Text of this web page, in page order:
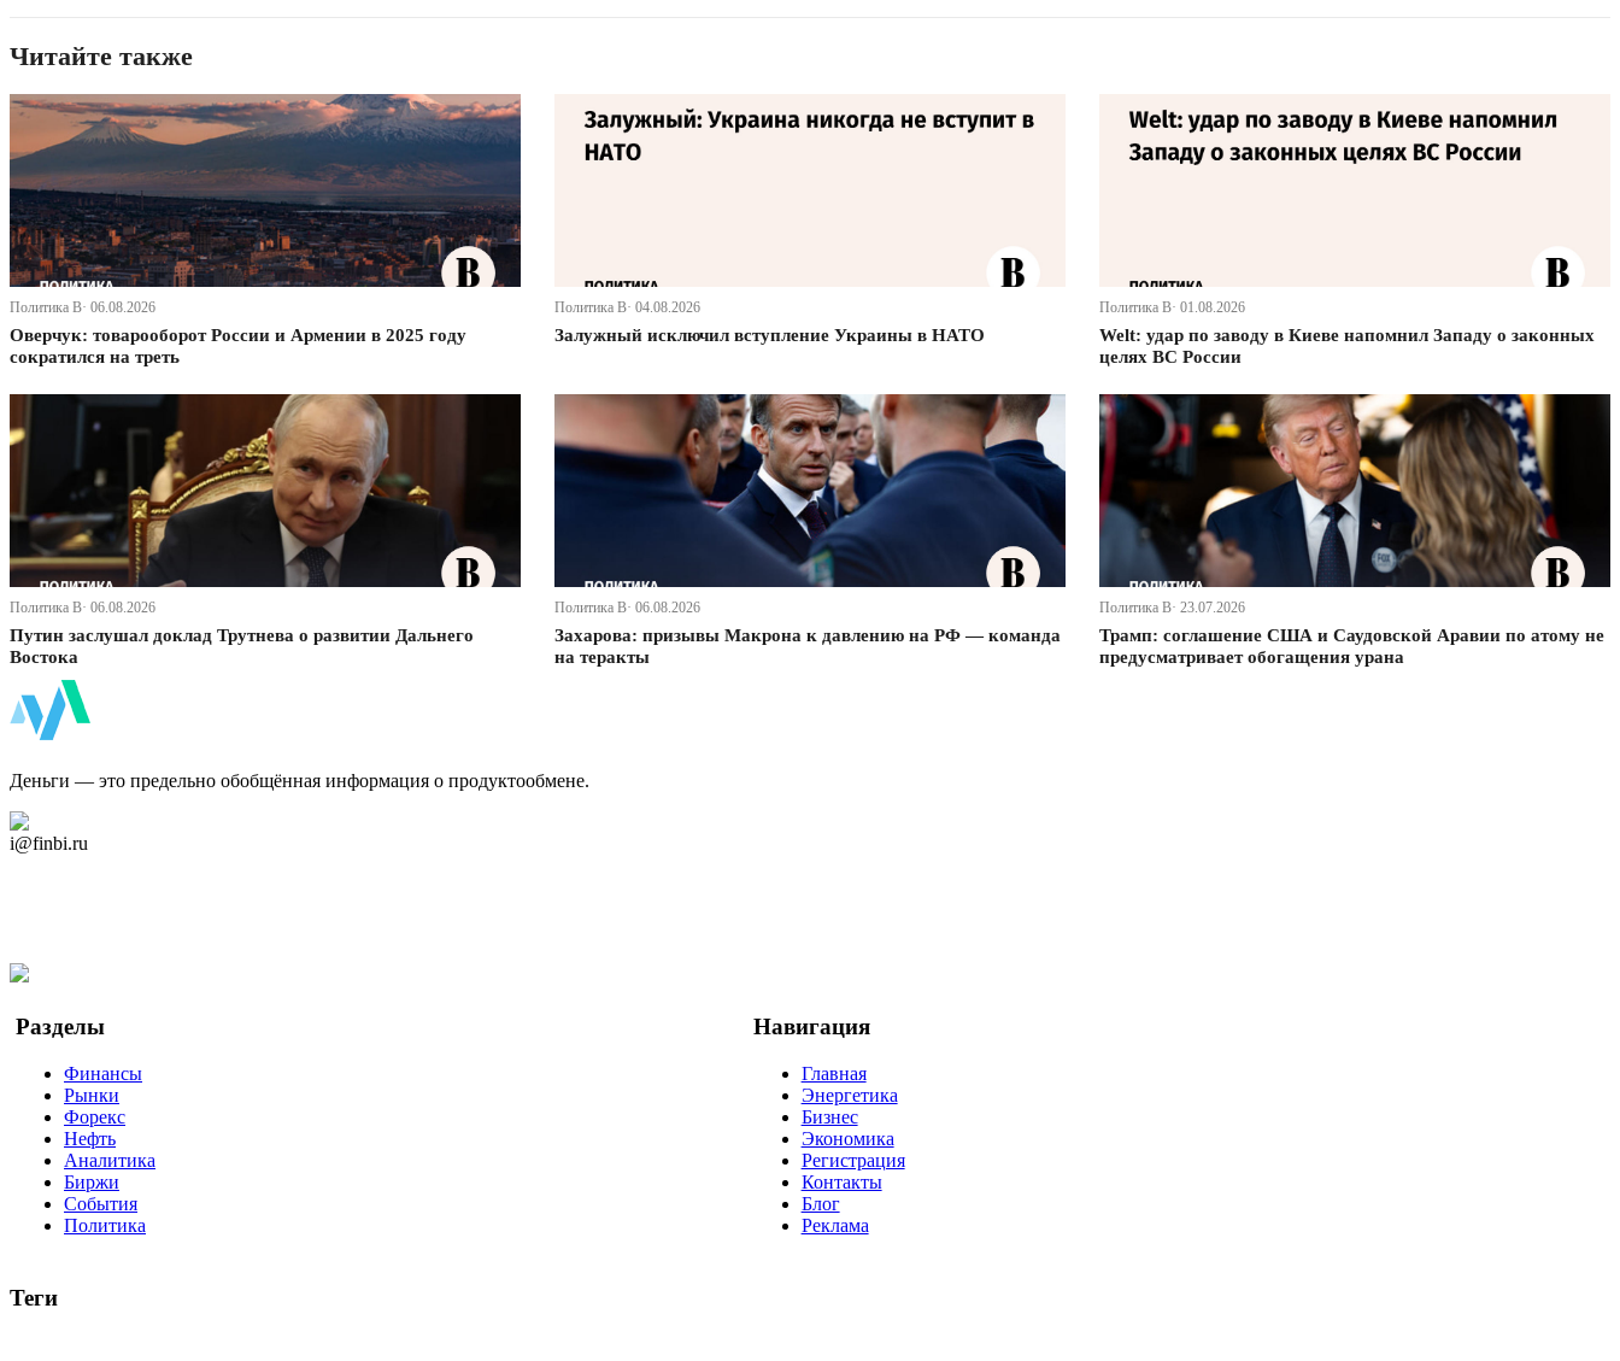
Читайте также
Политика В· 06.08.2026
Оверчук: товарооборот России и Армении в 2025 году
сократился на треть
Политика В· 04.08.2026
Залужный исключил вступление Украины в НАТО
Политика В· 01.08.2026
Welt: удар по заводу в Киеве напомнил Западу о законных
целях ВС России
Политика В· 06.08.2026
Путин заслушал доклад Трутнева о развитии Дальнего
Востока
Политика В· 06.08.2026
Захарова: призывы Макрона к давлению на РФ — команда
на теракты
Политика В· 23.07.2026
Трамп: соглашение США и Саудовской Аравии по атому не
предусматривает обогащения урана
Деньги — это предельно обобщённая информация о продуктообмене.
i@finbi.ru
Разделы
Финансы
Рынки
Форекс
Нефть
Аналитика
Биржи
События
Политика
Навигация
Главная
Энергетика
Бизнес
Экономика
Регистрация
Контакты
Блог
Реклама
Теги